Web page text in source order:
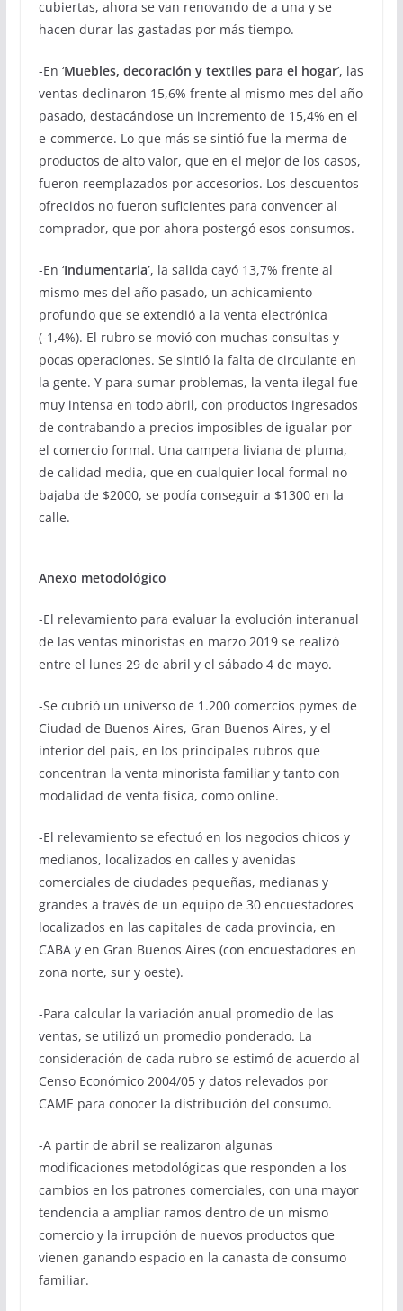
cubiertas, ahora se van renovando de a una y se
hacen durar las gastadas por más tiempo.
-En ‘Muebles, decoración y textiles para el hogar’, las
ventas declinaron 15,6% frente al mismo mes del año
pasado, destacándose un incremento de 15,4% en el
e-commerce. Lo que más se sintió fue la merma de
productos de alto valor, que en el mejor de los casos,
fueron reemplazados por accesorios. Los descuentos
ofrecidos no fueron suficientes para convencer al
comprador, que por ahora postergó esos consumos.
-En ‘Indumentaria’, la salida cayó 13,7% frente al
mismo mes del año pasado, un achicamiento
profundo que se extendió a la venta electrónica
(-1,4%). El rubro se movió con muchas consultas y
pocas operaciones. Se sintió la falta de circulante en
la gente. Y para sumar problemas, la venta ilegal fue
muy intensa en todo abril, con productos ingresados
de contrabando a precios imposibles de igualar por
el comercio formal. Una campera liviana de pluma,
de calidad media, que en cualquier local formal no
bajaba de $2000, se podía conseguir a $1300 en la
calle.
Anexo metodológico
-El relevamiento para evaluar la evolución interanual
de las ventas minoristas en marzo 2019 se realizó
entre el lunes 29 de abril y el sábado 4 de mayo.
-Se cubrió un universo de 1.200 comercios pymes de
Ciudad de Buenos Aires, Gran Buenos Aires, y el
interior del país, en los principales rubros que
concentran la venta minorista familiar y tanto con
modalidad de venta física, como online.
-El relevamiento se efectuó en los negocios chicos y
medianos, localizados en calles y avenidas
comerciales de ciudades pequeñas, medianas y
grandes a través de un equipo de 30 encuestadores
localizados en las capitales de cada provincia, en
CABA y en Gran Buenos Aires (con encuestadores en
zona norte, sur y oeste).
-Para calcular la variación anual promedio de las
ventas, se utilizó un promedio ponderado. La
consideración de cada rubro se estimó de acuerdo al
Censo Económico 2004/05 y datos relevados por
CAME para conocer la distribución del consumo.
-A partir de abril se realizaron algunas
modificaciones metodológicas que responden a los
cambios en los patrones comerciales, con una mayor
tendencia a ampliar ramos dentro de un mismo
comercio y la irrupción de nuevos productos que
vienen ganando espacio en la canasta de consumo
familiar.